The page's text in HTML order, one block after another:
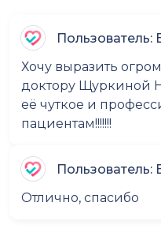
Пользователь:
Хочу выразить
доктору Щуркиной
её чуткое и
пациентам!!!!!!!
Пользователь:
Отлично, спасибо